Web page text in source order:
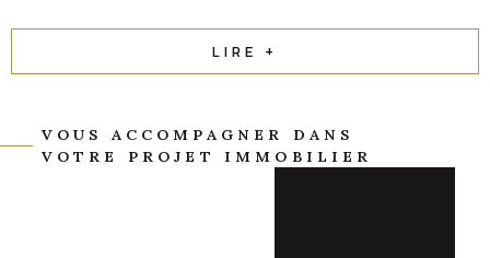
LIRE +
VOUS ACCOMPAGNER DANS
VOTRE PROJET IMMOBILIER